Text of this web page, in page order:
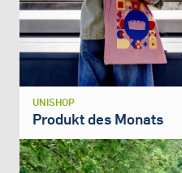
UNISHOP
Produkt des Monats